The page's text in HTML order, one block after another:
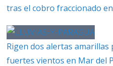
tras el cobro fraccionado
Rigen dos alertas
fuertes vientos en Mar del